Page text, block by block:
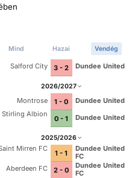
Mind Hazai Vendég
Salford City 3 - 2 Dundee United
2026/2027
Montrose 1 - 0
Dundee United
Stirling Albion
0 - 1 Dundee United
2025/2026
Mirren FC
1 - 1
Dundee United
FC
Aberdeen FC
2 - 0
Dundee United
FC